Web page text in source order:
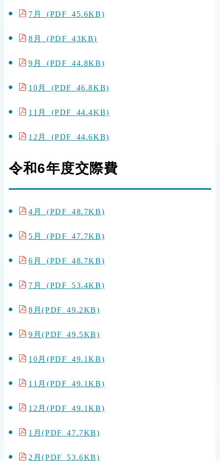
7月 (PDF 45.6KB)
8月 (PDF 43KB)
9月 (PDF 44.8KB)
10月 (PDF 46.8KB)
11月 (PDF 44.4KB)
12月 (PDF 44.6KB)
令和6年度交際費
4月 (PDF 48.7KB)
5月 (PDF 47.7KB)
6月 (PDF 48.7KB)
7月 (PDF 53.4KB)
8月(PDF 49.2KB)
9月(PDF 49.5KB)
10月(PDF 49.1KB)
11月(PDF 49.1KB)
12月(PDF 49.1KB)
1月(PDF 47.7KB)
2月(PDF 53.6KB)